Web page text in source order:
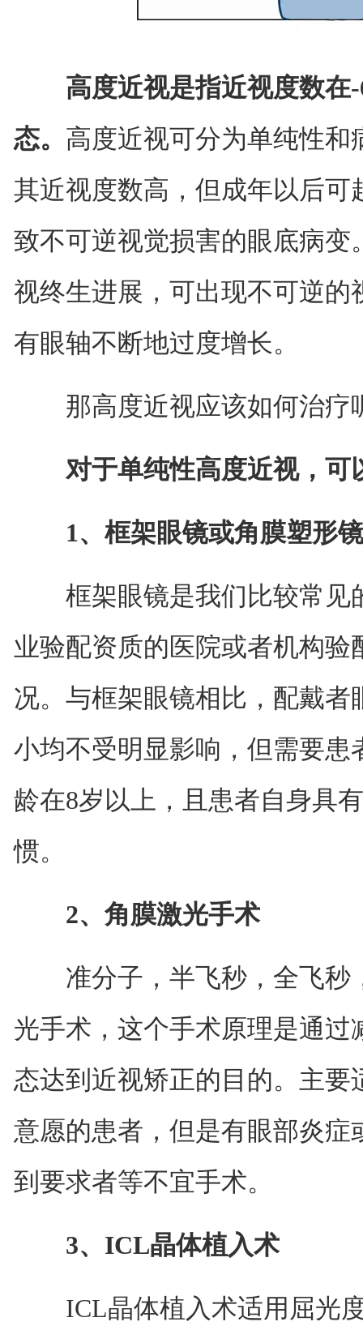
高度近视是指近视度数在
态。 高度近视可分为单纯性
其近视度数高，但成年以后可
致不可逆视觉损害的眼底病
视终生进展，可出现不可逆
有眼轴不断地过度增长。
那高度近视应该如何治疗
对于单纯性高度近视，可
1、框架眼镜或角膜塑形镜
框架眼镜是我们比较常见
业验配资质的医院或者机构
况。与框架眼镜相比，配戴
小均不受明显影响，但需要
龄在8岁以上，且患者自身具
惯。
2、角膜激光手术
准分子，半飞秒，全飞秒
光手术，这个手术原理是通
态达到近视矫正的目的。主
意愿的患者，但是有眼部炎
到要求者等不宜手术。
3、ICL晶体植入术
ICL晶体植入术适用屈光度